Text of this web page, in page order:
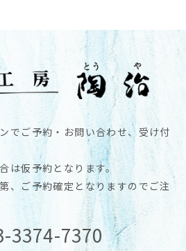
でご予約・お問い合わせ、受け付
は仮予約となります。
、ご予約確定となりますのでご注
3374-7370